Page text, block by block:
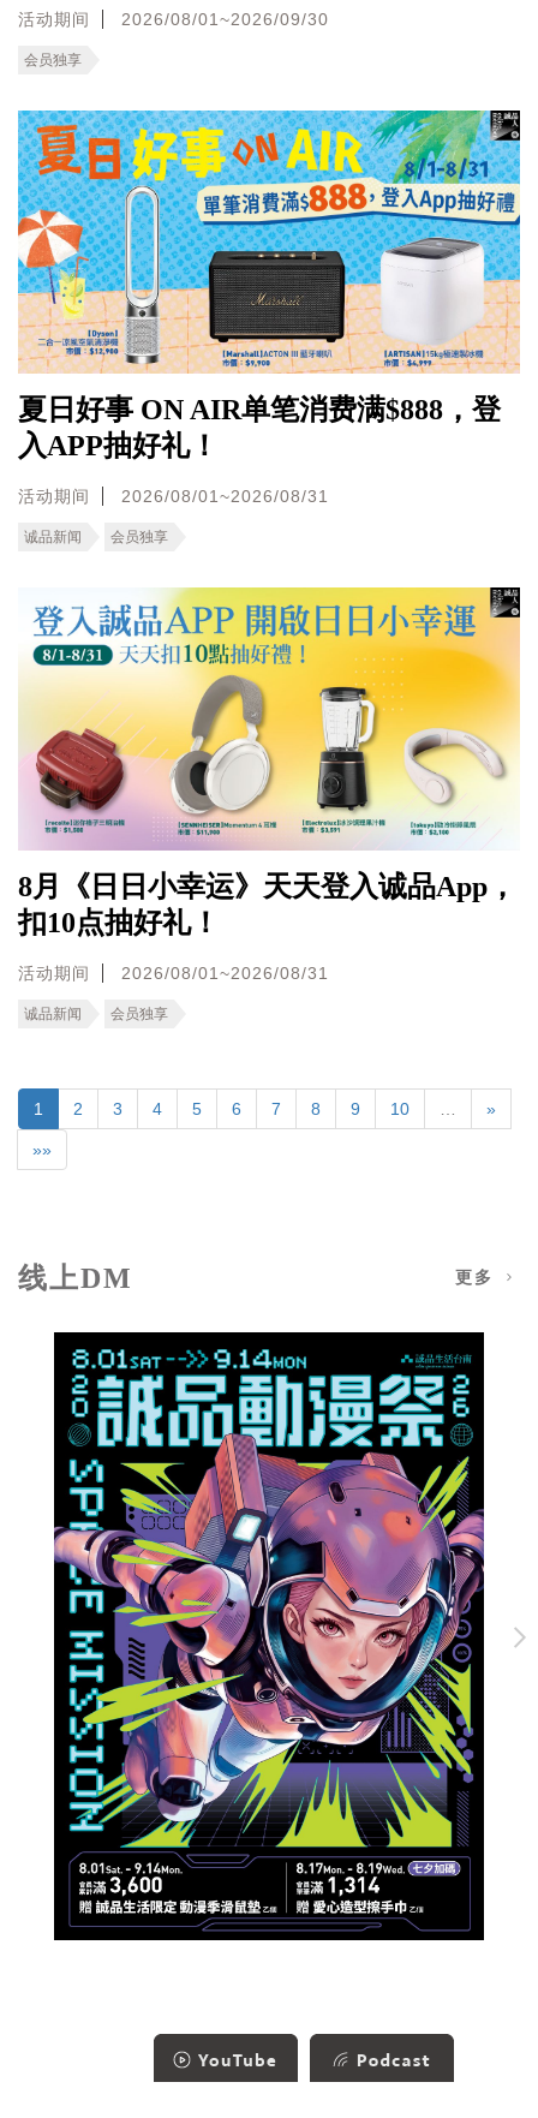
活动期间 2026/08/01~2026/09/30
会员独享
夏日好事 ON AIR单笔消费满$888，登
入APP抽好礼！
活动期间 2026/08/01~2026/08/31
诚品新闻 会员独享
8月《日日小幸运》天天登入诚品App，
扣10点抽好礼！
活动期间 2026/08/01~2026/08/31
诚品新闻 会员独享
1 2 3 4 5 6 7 8 9 10 »
»»
线上DM 更多